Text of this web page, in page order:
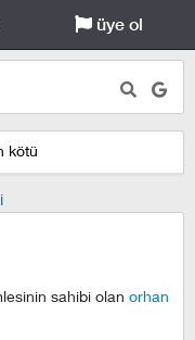
üye ol
kötü
sahibi olan orhan